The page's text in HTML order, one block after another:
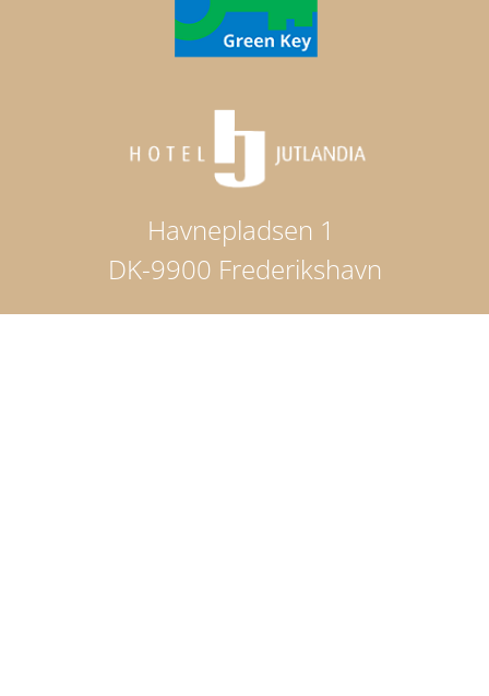
Havnepladsen 1
DK-9900 Frederikshavn
Telefon: +45 98424200